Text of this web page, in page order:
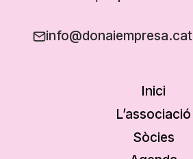
info@donaiempresa.cat
Inici
L’associació
Sòcies